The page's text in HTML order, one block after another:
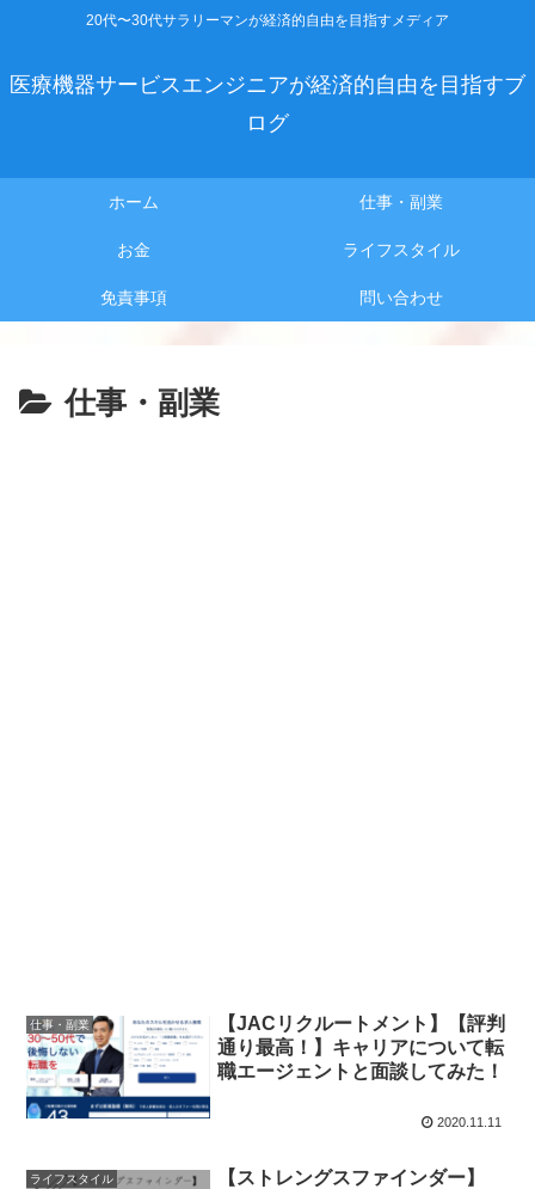
20代〜30代サラリーマンが経済的自由を目指すメディア
医療機器サービスエンジニアが経済的自由を目指すブ
ログ
ホーム 仕事・副業
お金 ライフスタイル
免責事項 問い合わせ
仕事・副業
仕事・副業
【JACリクルートメント】【評判
通り最高！】キャリアについて転
職エージェントと面談してみた！
2020.11.11
ライフスタイル
【ストレングスファインダー】